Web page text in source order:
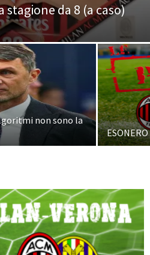
stagione da 8 (a caso)
non sono la